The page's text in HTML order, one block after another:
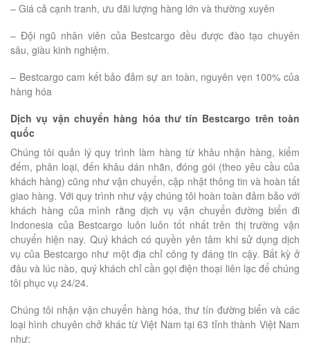
– Giá cả cạnh tranh, ưu đãi lượng hàng lớn và thường xuyên
– Đội ngũ nhân viên của Bestcargo đều được đào tạo chuyên
sâu, giàu kinh nghiệm.
– Bestcargo cam kết bảo đảm sự an toàn, nguyên vẹn 100% của
hàng hóa
Dịch vụ vận chuyển hàng hóa thư tín Bestcargo trên toàn
quốc
Chúng tôi quản lý quy trình làm hàng từ khâu nhận hàng, kiểm
đếm, phân loại, đến khâu dán nhãn, đóng gói (theo yêu cầu của
khách hàng) cũng như vận chuyển, cập nhật thông tin và hoàn tất
giao hàng. Với quy trình như vậy chúng tôi hoàn toàn đảm bảo với
khách hàng của mình rằng dịch vụ vận chuyển đường biển đi
Indonesia của Bestcargo luôn luôn tốt nhất trên thị trường vận
chuyển hiện nay. Quý khách có quyền yên tâm khi sử dụng dịch
vụ của Bestcargo như một địa chỉ công ty đáng tin cậy. Bất kỳ ở
đâu và lúc nào, quý khách chỉ cần gọi điện thoại liên lạc để chúng
tôi phục vụ 24/24.
Chúng tôi nhận vận chuyển hàng hóa, thư tín đường biển và các
loại hình chuyên chở khác từ Việt Nam tại 63 tỉnh thành Việt Nam
như: